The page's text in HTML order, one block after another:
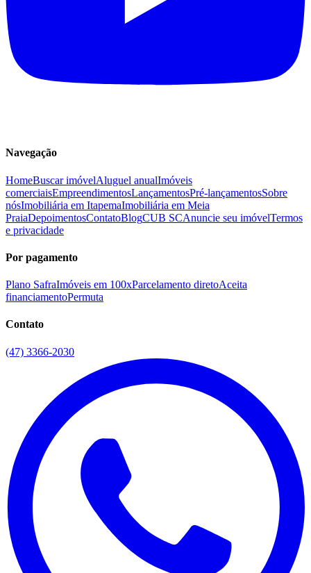
Navegação
HomeBuscar imóvelAluguel anualImóveis
comerciaisEmpreendimentosLançamentosPré-lançamentosSobre
nósImobiliária em ItapemaImobiliária em Meia
PraiaDepoimentosContatoBlogCUB SCAnuncie seu imóvelTermos
e privacidade
Por pagamento
Plano SafraImóveis em 100xParcelamento diretoAceita
financiamentoPermuta
Contato
(47) 3366-2030